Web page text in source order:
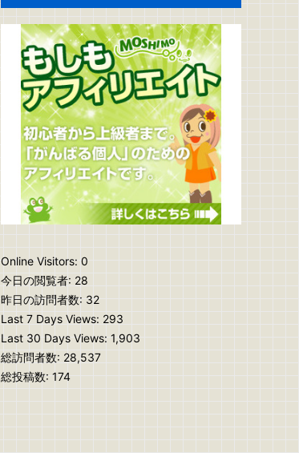
Online Visitors: 0
今日の閲覧者: 28
昨日の訪問者数: 32
Last 7 Days Views: 293
Last 30 Days Views: 1,903
総訪問者数: 28,537
総投稿数: 174